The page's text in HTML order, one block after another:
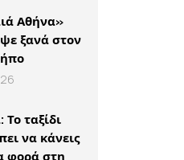
Αθήνα»
ξανά στον
ταξίδι
να κάνεις
φορά στη